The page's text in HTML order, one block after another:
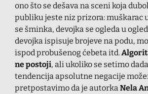
ono što se dešava na sceni koja
publiku jeste niz prizora: muškarac
se šminka, devojka se ogleda u
devojka ispisuje brojeve na podu,
ispod probušenog ćebeta itd.
ne postoji, ali ukoliko se setimo
tendencija apsolutne negacije
pretpostavimo da je autorka Nela